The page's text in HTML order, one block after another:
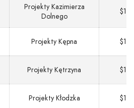
Projekty Kazimierza
Dolnego
$13
Projekty Kępna $13
Projekty Kętrzyna $13
Projekty Kłodzka $13